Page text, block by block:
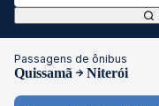
Passagens de ônibus
Quissamã Niterói